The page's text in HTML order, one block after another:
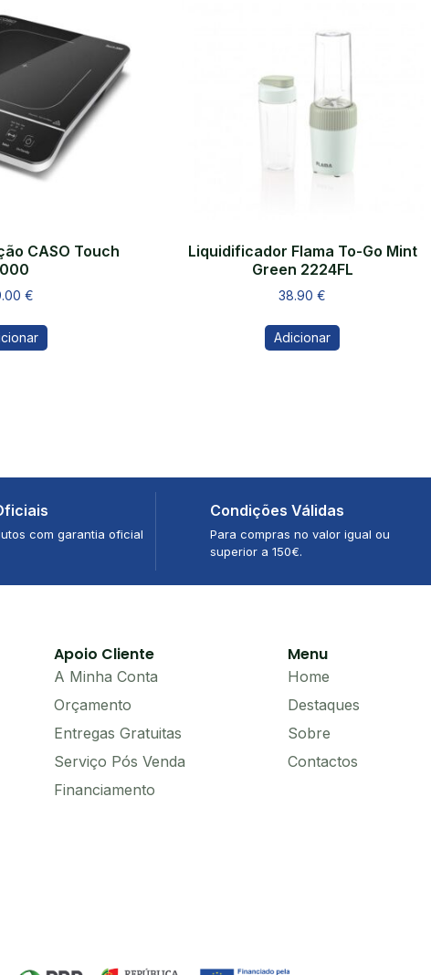
CASO Touch
€
Liquidificador Flama To-Go Mint
Green 2224FL
38.90€
Adicionar
com garantia oficial
Condições Válidas
Para compras no valor igual ou
superior a 150€.
Apoio Cliente
A Minha Conta
Orçamento
Entregas Gratuitas
Serviço Pós Venda
Financiamento
Menu
Home
Destaques
Sobre
Contactos